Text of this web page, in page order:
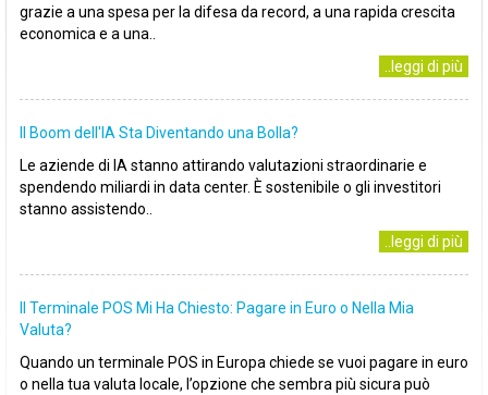
grazie a una spesa per la difesa da record, a una rapida crescita
economica e a una..
..leggi di più
Il Boom dell'IA Sta Diventando una Bolla?
Le aziende di IA stanno attirando valutazioni straordinarie e
spendendo miliardi in data center. È sostenibile o gli investitori
stanno assistendo..
..leggi di più
Il Terminale POS Mi Ha Chiesto: Pagare in Euro o Nella Mia
Valuta?
Quando un terminale POS in Europa chiede se vuoi pagare in euro
o nella tua valuta locale, l’opzione che sembra più sicura può